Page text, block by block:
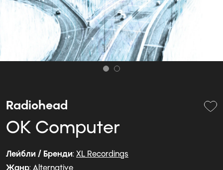
Radiohead
OK Computer
Лейбли / Бренди: XL Recordings
Жанр: Alternative